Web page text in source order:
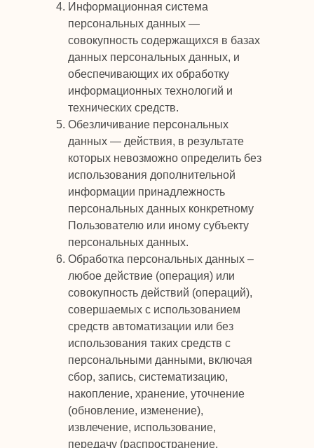
Информационная система
персональных данных —
совокупность содержащихся в базах
данных персональных данных, и
обеспечивающих их обработку
информационных технологий и
технических средств.
Обезличивание персональных
данных — действия, в результате
которых невозможно определить без
использования дополнительной
информации принадлежность
персональных данных конкретному
Пользователю или иному субъекту
персональных данных.
Обработка персональных данных –
любое действие (операция) или
совокупность действий (операций),
совершаемых с использованием
средств автоматизации или без
использования таких средств с
персональными данными, включая
сбор, запись, систематизацию,
накопление, хранение, уточнение
(обновление, изменение),
извлечение, использование,
передачу (распространение,